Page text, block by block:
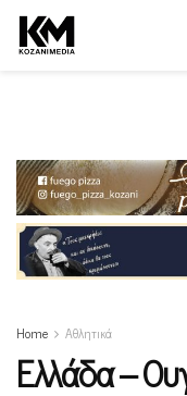
Home Αθλητικά
Ελλάδα –